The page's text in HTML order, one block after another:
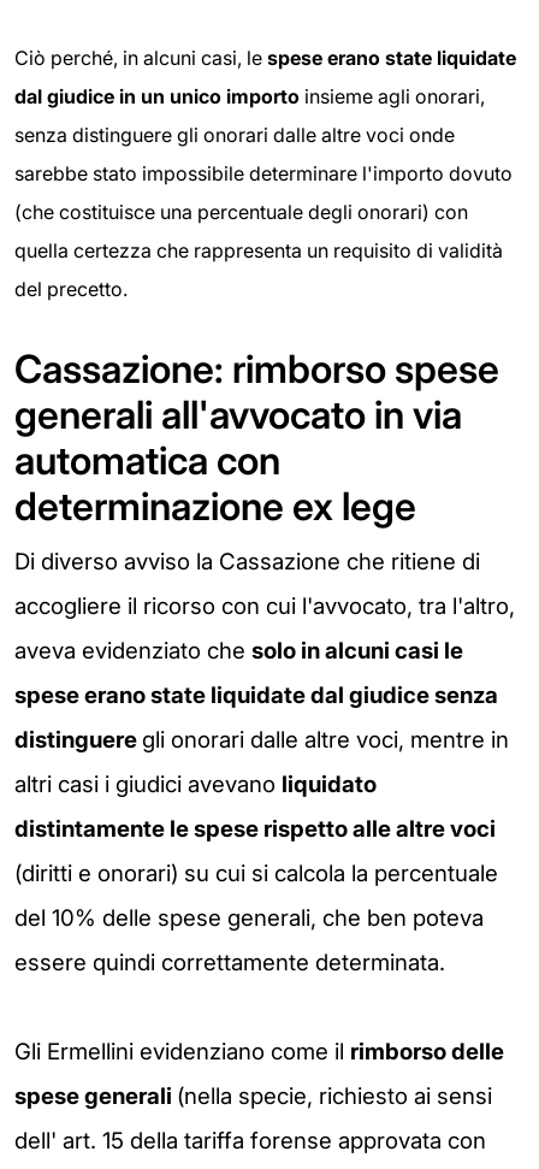
Ciò perché, in alcuni casi, le spese erano state liquidate
dal giudice in un unico importo insieme agli onorari,
senza distinguere gli onorari dalle altre voci onde
sarebbe stato impossibile determinare l'importo dovuto
(che costituisce una percentuale degli onorari) con
quella certezza che rappresenta un requisito di validità
del precetto.
Cassazione: rimborso spese
generali all'avvocato in via
automatica con
determinazione ex lege
Di diverso avviso la Cassazione che ritiene di
accogliere il ricorso con cui l'avvocato, tra l'altro,
aveva evidenziato che solo in alcuni casi le
spese erano state liquidate dal giudice senza
distinguere gli onorari dalle altre voci, mentre in
altri casi i giudici avevano liquidato
distintamente le spese rispetto alle altre voci
(diritti e onorari) su cui si calcola la percentuale
del 10% delle spese generali, che ben poteva
essere quindi correttamente determinata.
Gli Ermellini evidenziano come il rimborso delle
spesegenerali (nella specie, richiesto ai sensi
dell' art. 15 della tariffa forense approvata con